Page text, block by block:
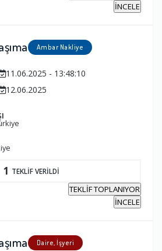
İNCELE
Ambar Nakliye
11.06.2025 - 13:48:10
12.06.2025
1 TEKLİF VERİLDİ
TEKLİF TOPLANIYOR
İNCELE
Daire, İşyeri